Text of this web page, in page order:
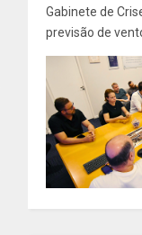
Gabinete de
previsão de